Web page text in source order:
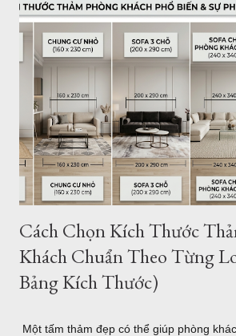
Thảm lót sàn quận 7 - ghé xem 500 mẫu
Thổ Nhĩ Kỳ Với hơn 500 mẫu thảm trải
điển, tân cổ điển, thảm lót sàn quận 7 sẽ
nhất cho bạn. 5 mẫu thảm lót sàn sợi
TPHCM Thảm Sợi Ngắn Quận 7 I0001
Thảm Sợi Ngắn I0002 Thảm Lót sàn
sàn quận 7 I0006 Thảm lót sàn bán tại
thảm lông xù bán t...
Cách Chọn Kích Thước
Khách Chuẩn Theo Từng
Bảng Kích Thước)
Một tấm thảm đẹp có thể giúp phòng